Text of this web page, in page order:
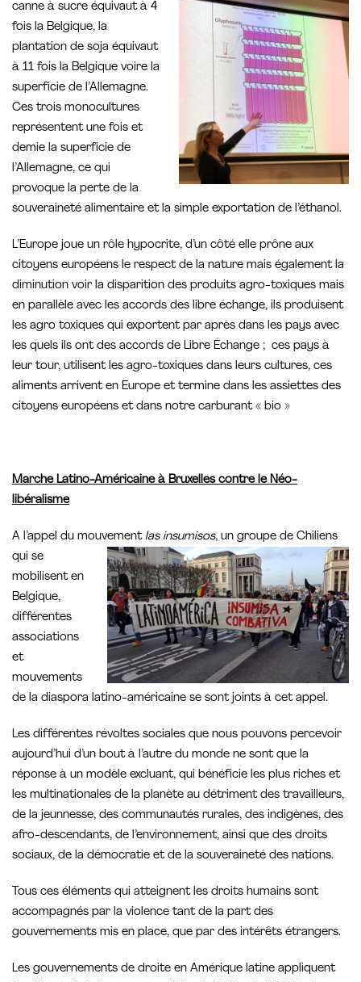
canne à sucre équivaut à 4
fois la Belgique, la
plantation de soja équivaut
à 11 fois la Belgique voire la
superficie de l’Allemagne.
Ces trois monocultures
représentent une fois et
demie la superficie de
l’Allemagne, ce qui
provoque la perte de la
souveraineté alimentaire et la simple exportation de l’éthanol.
L’Europe joue un rôle hypocrite, d’un côté elle prône aux
citoyens européens le respect de la nature mais également la
diminution voir la disparition des produits agro-toxiques mais
en parallèle avec les accords des libre échange, ils produisent
les agro toxiques qui exportent par après dans les pays avec
les quels ils ont des accords de Libre Échange ; ces pays à
leur tour, utilisent les agro-toxiques dans leurs cultures, ces
aliments arrivent en Europe et termine dans les assiettes des
citoyens européens et dans notre carburant « bio »
Marche Latino-Américaine à Bruxelles contre le Néo-
libéralisme
A l’appel du mouvement las insumisos, un groupe de Chiliens
qui se
mobilisent en
Belgique,
différentes
associations
et
mouvements
de la diaspora latino-américaine se sont joints à cet appel.
Les différentes révoltes sociales que nous pouvons percevoir
aujourd’hui d’un bout à l’autre du monde ne sont que la
réponse à un modèle excluant, qui bénéficie les plus riches et
les multinationales de la planète au détriment des travailleurs,
de la jeunnesse, des communautés rurales, des indigènes, des
afro-descendants, de l’environnement, ainsi que des droits
sociaux, de la démocratie et de la souveraineté des nations.
Tous ces éléments qui atteignent les droits humains sont
accompagnés par la violence tant de la part des
gouvernements mis en place, que par des intérêts étrangers.
Les gouvernements de droite en Amérique latine appliquent